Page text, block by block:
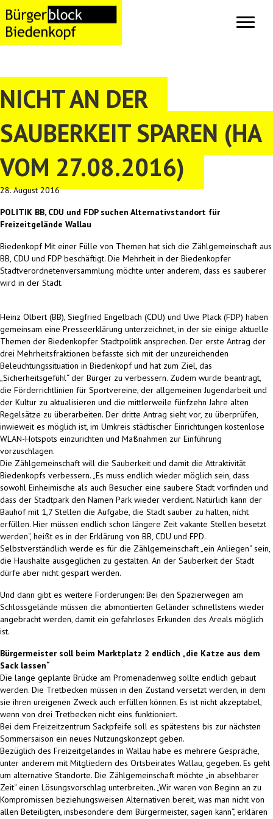
NICHT AN DER
SAUBERKEIT SPAREN (HA
VOM 27.08.2016)
28. August 2016
POLITIK BB, CDU und FDP suchen Alternativstandort für
Freizeitgelände Wallau
Biedenkopf Mit einer Fülle von Themen hat sich die Zählgemeinschaft aus
BB, CDU und FDP beschäftigt. Die Mehrheit in der Biedenkopfer
Stadtverordnetenversammlung möchte unter anderem, dass es sauberer
wird in der Stadt.
Heinz Olbert (BB), Siegfried Engelbach (CDU) und Uwe Plack (FDP) haben
gemeinsam eine Presseerklärung unterzeichnet, in der sie einige aktuelle
Themen der Biedenkopfer Stadtpolitik ansprechen. Der erste Antrag der
drei Mehrheitsfraktionen befasste sich mit der unzureichenden
Beleuchtungssituation in Biedenkopf und hat zum Ziel, das
„Sicherheitsgefühl“ der Bürger zu verbessern. Zudem wurde beantragt,
die Förderrichtlinien für Sportvereine, der allgemeinen Jugendarbeit und
der Kultur zu aktualisieren und die mittlerweile fünfzehn Jahre alten
Regelsätze zu überarbeiten. Der dritte Antrag sieht vor, zu überprüfen,
inwieweit es möglich ist, im Umkreis städtischer Einrichtungen kostenlose
WLAN-Hotspots einzurichten und Maßnahmen zur Einführung
vorzuschlagen.
Die Zählgemeinschaft will die Sauberkeit und damit die Attraktivität
Biedenkopfs verbessern. „Es muss endlich wieder möglich sein, dass
sowohl Einheimische als auch Besucher eine saubere Stadt vorfinden und
dass der Stadtpark den Namen Park wieder verdient. Natürlich kann der
Bauhof mit 1,7 Stellen die Aufgabe, die Stadt sauber zu halten, nicht
erfüllen. Hier müssen endlich schon längere Zeit vakante Stellen besetzt
werden“, heißt es in der Erklärung von BB, CDU und FPD.
Selbstverständlich werde es für die Zählgemeinschaft „ein Anliegen“ sein,
die Haushalte ausgeglichen zu gestalten. An der Sauberkeit der Stadt
dürfe aber nicht gespart werden.
Und dann gibt es weitere Forderungen: Bei den Spazierwegen am
Schlossgelände müssen die abmontierten Geländer schnellstens wieder
angebracht werden, damit ein gefahrloses Erkunden des Areals möglich
ist.
Bürgermeister soll beim Marktplatz 2 endlich „die Katze aus dem
Sack lassen“
Die lange geplante Brücke am Promenadenweg sollte endlich gebaut
werden. Die Tretbecken müssen in den Zustand versetzt werden, in dem
sie ihren ureigenen Zweck auch erfüllen können. Es ist nicht akzeptabel,
wenn von drei Tretbecken nicht eins funktioniert.
Bei dem Freizeitzentrum Sackpfeife soll es spätestens bis zur nächsten
Sommersaison ein neues Nutzungskonzept geben.
Bezüglich des Freizeitgeländes in Wallau habe es mehrere Gespräche,
unter anderem mit Mitgliedern des Ortsbeirates Wallau, gegeben. Es geht
um alternative Standorte. Die Zählgemeinschaft möchte „in absehbarer
Zeit“ einen Lösungsvorschlag unterbreiten. „Wir waren von Beginn an zu
Kompromissen beziehungsweisen Alternativen bereit, was man nicht von
allen Beteiligten, insbesondere dem Bürgermeister, sagen kann“, erklären